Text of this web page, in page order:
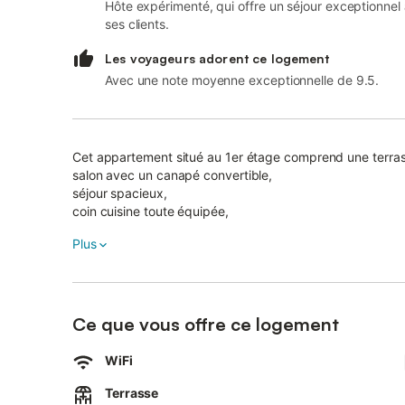
Hôte expérimenté, qui offre un séjour exceptionnel
ses clients.
Les voyageurs adorent ce logement
Avec une note moyenne exceptionnelle de 9.5.
Cet appartement situé au 1er étage comprend une
salon avec un canapé convertible,
séjour spacieux,
coin cuisine toute équipée,
1 chambre avec 3 lits de 90x190 dont 1 lit superposé et
Chauffage électrique.
Stationnement gratuit dans la rue. Vous n'aurez rien à
arrivée. Situé à Dinard, profitez d'un appartement totalement rénové, à deux pas de la plage du Prieuré, et de l'Ecluse.
Vous séjournerez à proximité du port de plaisance, du
Vous êtes à 200m de la mer et de la plage du Prieuré
Plus
Ce que vous offre ce logement
WiFi
Terrasse